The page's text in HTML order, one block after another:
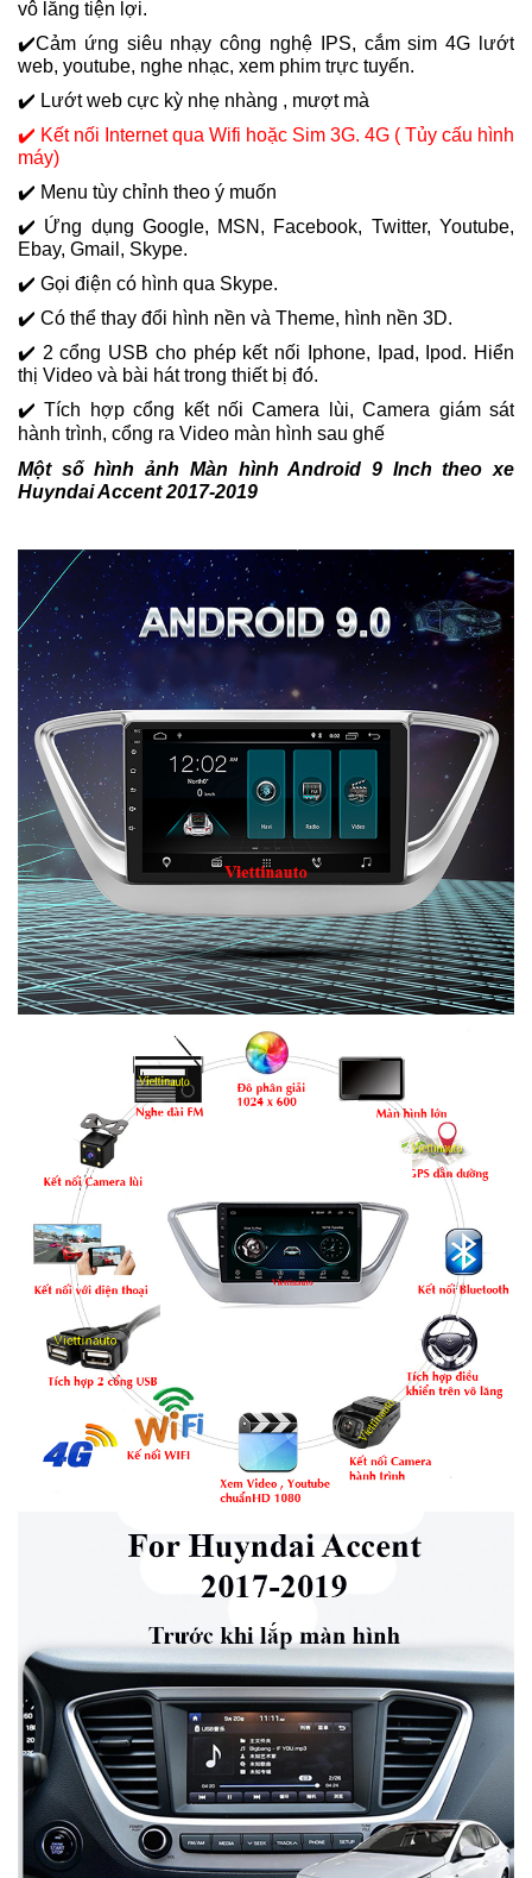
vô lăng tiện lợi.
✔️Cảm ứng siêu nhạy công nghệ IPS, cắm sim 4G lướt
web, youtube, nghe nhạc, xem phim trực tuyến.
✔️ Lướt web cực kỳ nhẹ nhàng , mượt mà
✔️ Kết nối Internet qua Wifi hoặc Sim 3G. 4G ( Tủy cấu hình
máy)
✔️ Menu tùy chỉnh theo ý muốn
✔️ Ứng dụng Google, MSN, Facebook, Twitter, Youtube,
Ebay, Gmail, Skype.
✔️ Gọi điện có hình qua Skype.
✔️ Có thể thay đổi hình nền và Theme, hình nền 3D.
✔️ 2 cổng USB cho phép kết nối Iphone, Ipad, Ipod. Hiển
thị Video và bài hát trong thiết bị đó.
✔️Tích hợp cổng kết nối Camera lùi, Camera giám sát
hành trình, cổng ra Video màn hình sau ghế
Một số hình ảnh Màn hình Android 9 Inch theo xe
Huyndai Accent 2017-2019